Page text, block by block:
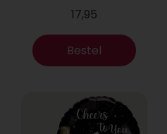
17,95
Bestel